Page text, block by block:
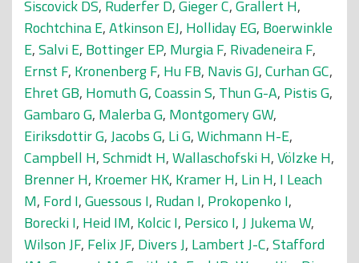
Siscovick DS, Ruderfer D,Gieger C,Grallert H,
Rochtchina E,Atkinson EJ, Holliday EG, Boerwinkle
E,Salvi E, Bottinger EP, Murgia F, Rivadeneira F,
Ernst F, Kronenberg F, Hu FB, Navis GJ,Curhan GC,
Ehret GB, Homuth G,Coassin S, Thun G-A, Pistis G,
Gambaro G, Malerba G, Montgomery GW,
Eiriksdottir G,Jacobs G, Li G,Wichmann H-E,
Campbell H,Schmidt H,Wallaschofski H,Völzke H,
Brenner H, Kroemer HK, Kramer H, Lin H, I Leach
M, Ford I,Guessous I, Rudan I, Prokopenko I,
Borecki I, Heid IM, Kolcic I, Persico I,J Jukema W,
Wilson JF, Felix JF, Divers J, Lambert J-C,Stafford